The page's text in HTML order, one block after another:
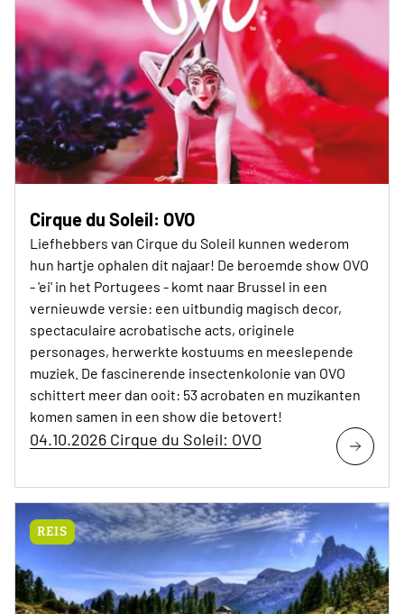
Cirque du Soleil: OVO
Liefhebbers van Cirque du Soleil kunnen wederom
hun hartje ophalen dit najaar! De beroemde show OVO
- 'ei' in het Portugees - komt naar Brussel in een
vernieuwde versie: een uitbundig magisch decor,
spectaculaire acrobatische acts, originele
personages, herwerkte kostuums en meeslepende
muziek. De fascinerende insectenkolonie van OVO
schittert meer dan ooit: 53 acrobaten en muzikanten
komen samen in een show die betovert!
04.10.2026 Cirque du Soleil: OVO
REIS